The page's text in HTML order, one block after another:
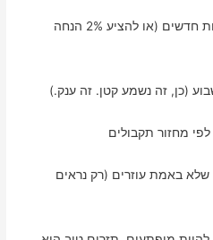
לקצר תנאי תשלום ללקוחות חדשים (או להציע 2% הנחה
(כן, זה נשמע קטן. זה ענק.)
מחזור תקבולים
שלא באמת עוזרים (רק נראים